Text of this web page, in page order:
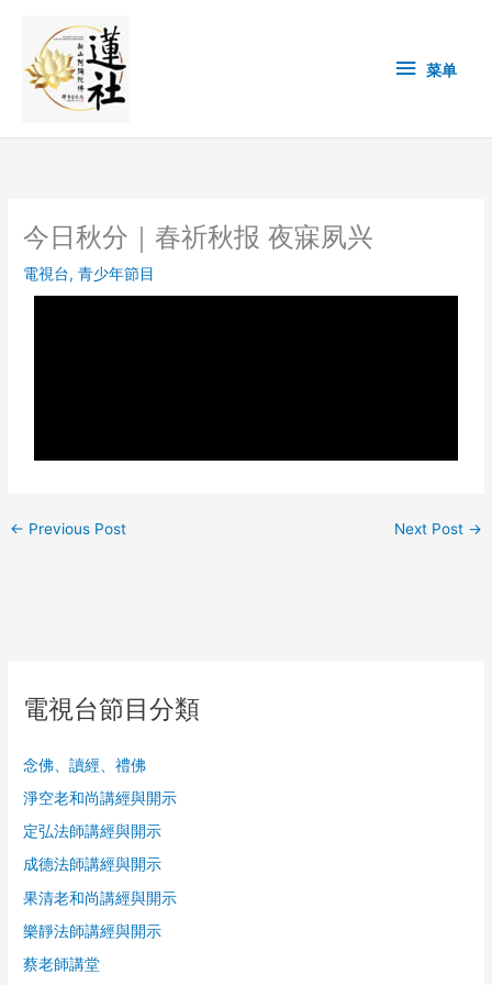
content
单 菜单
今日秋分｜春祈秋报 夜寐夙兴
電視台,青少年節目
← Previous Post Next Post →
電視台節目分類
念佛、讀經、禮佛
淨空老和尚講經與開示
定弘法師講經與開示
成德法師講經與開示
果清老和尚講經與開示
樂靜法師講經與開示
蔡老師講堂